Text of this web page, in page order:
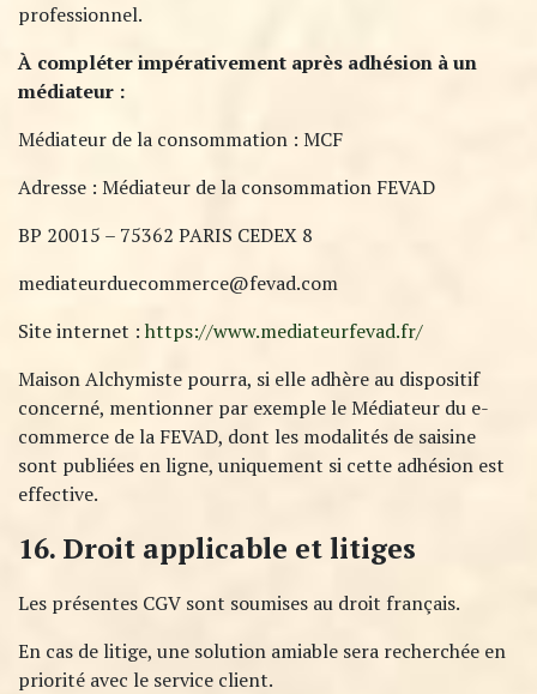
professionnel.​
À compléter impérativement après adhésion à un
médiateur :
Médiateur de la consommation : MCF
Adresse : Médiateur de la consommation FEVAD
BP 20015 – 75362 PARIS CEDEX 8
mediateurduecommerce@fevad.com
Site internet : https://www.mediateurfevad.fr/
Maison Alchymiste pourra, si elle adhère au dispositif
concerné, mentionner par exemple le Médiateur du e-
commerce de la FEVAD, dont les modalités de saisine
sont publiées en ligne, uniquement si cette adhésion est
effective.
16. Droit applicable et litiges
Les présentes CGV sont soumises au droit français.
En cas de litige, une solution amiable sera recherchée en
priorité avec le service client.